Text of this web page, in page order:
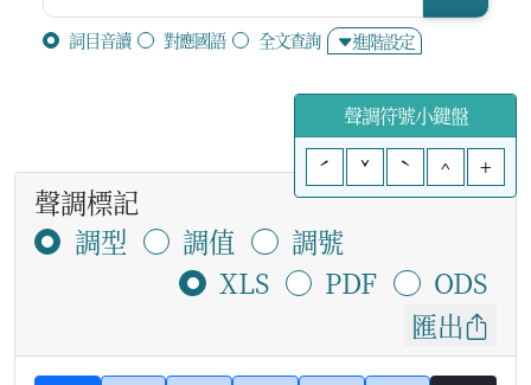
詞目音讀 對應國語 全文查詢 進階設定
聲調符號小鍵盤
ˊ
ˇ ˋ ^ +
聲調標記
調型
調值
調號
XLS
PDF
ODS
匯出